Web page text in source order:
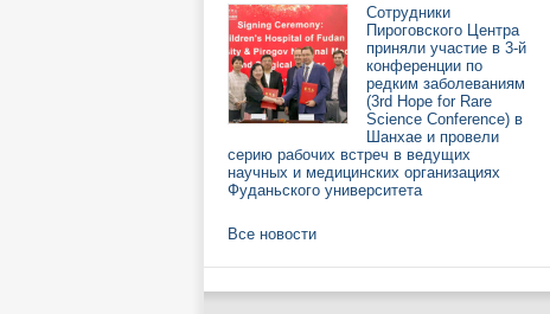
Сотрудники
Пироговского Центра
приняли участие в 3-й
конференции по
редким заболеваниям
(3rd Hope for Rare
Science Conference) в
Шанхае и провели
серию рабочих встреч в ведущих
научных и медицинских организациях
Фуданьского университета
Все новости